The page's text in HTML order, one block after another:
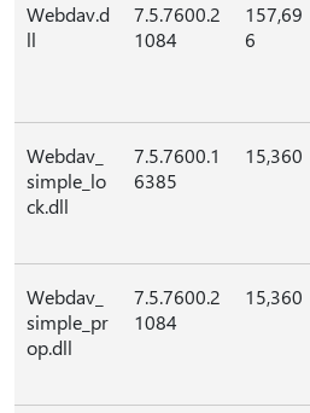
Webdav.d
ll
7.5.7600.2
1084
157,69
6
Webdav_
simple_lo
ck.dll
7.5.7600.1
6385
15,360
Webdav_
simple_pr
op.dll
7.5.7600.2
1084
15,360